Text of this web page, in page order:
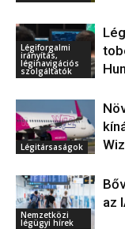
Légiforgalmi
irányítás,
léginavigációs
szolgáltatók
Légitársaságok
Nemzetközi
légügyi hírek
az